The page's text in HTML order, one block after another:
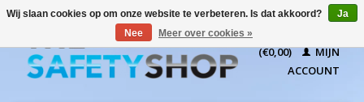
(€0,00)
MIJN
ACCOUNT
Wij slaan cookies op om onze website te verbeteren. Is dat akkoord?
Ja
Nee
Meer over cookies »